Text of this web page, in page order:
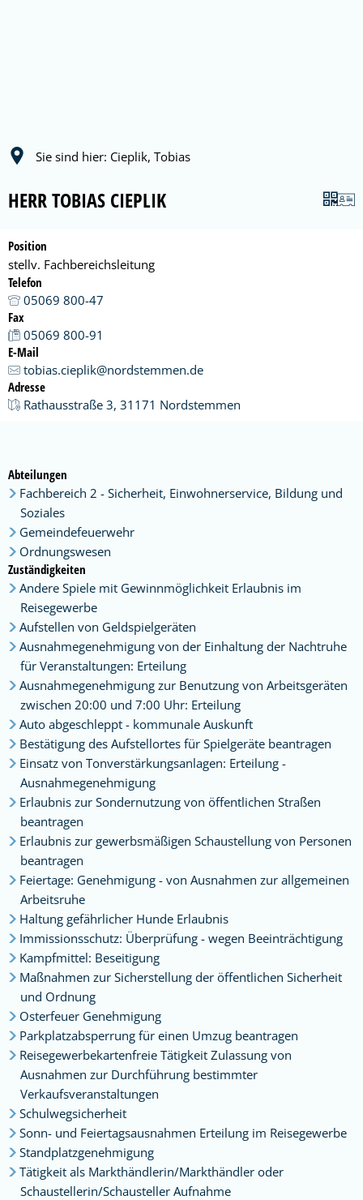
Sie sind hier: Cieplik, Tobias
HERR TOBIAS CIEPLIK
Position
stellv. Fachbereichsleitung
Telefon
05069 800-47
Fax
05069 800-91
E-Mail
tobias.cieplik@nordstemmen.de
Adresse
Rathausstraße 3, 31171 Nordstemmen
Abteilungen
Fachbereich 2 - Sicherheit, Einwohnerservice, Bildung und
Soziales
Gemeindefeuerwehr
Ordnungswesen
Zuständigkeiten
Andere Spiele mit Gewinnmöglichkeit Erlaubnis im
Reisegewerbe
Aufstellen von Geldspielgeräten
Ausnahmegenehmigung von der Einhaltung der Nachtruhe
für Veranstaltungen: Erteilung
Ausnahmegenehmigung zur Benutzung von Arbeitsgeräten
zwischen 20:00 und 7:00 Uhr: Erteilung
Auto abgeschleppt - kommunale Auskunft
Bestätigung des Aufstellortes für Spielgeräte beantragen
Einsatz von Tonverstärkungsanlagen: Erteilung -
Ausnahmegenehmigung
Erlaubnis zur Sondernutzung von öffentlichen Straßen
beantragen
Erlaubnis zur gewerbsmäßigen Schaustellung von Personen
beantragen
Feiertage: Genehmigung - von Ausnahmen zur allgemeinen
Arbeitsruhe
Haltung gefährlicher Hunde Erlaubnis
Immissionsschutz: Überprüfung - wegen Beeinträchtigung
Kampfmittel: Beseitigung
Maßnahmen zur Sicherstellung der öffentlichen Sicherheit
und Ordnung
Osterfeuer Genehmigung
Parkplatzabsperrung für einen Umzug beantragen
Reisegewerbekartenfreie Tätigkeit Zulassung von
Ausnahmen zur Durchführung bestimmter
Verkaufsveranstaltungen
Schulwegsicherheit
Sonn- und Feiertagsausnahmen Erteilung im Reisegewerbe
Standplatzgenehmigung
Tätigkeit als Markthändlerin/Markthändler oder
Schaustellerin/Schausteller Aufnahme